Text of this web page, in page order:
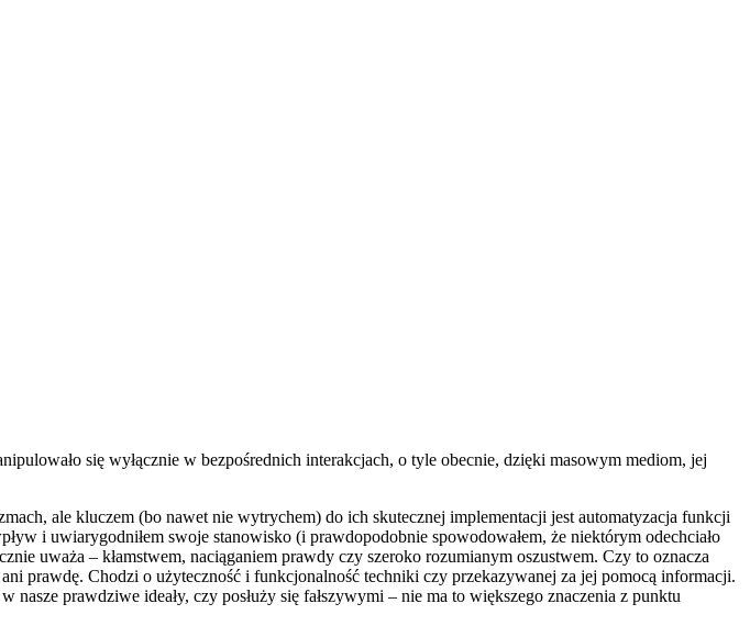
się wyłącznie w bezpośrednich interakcjach, o tyle obecnie, dzięki masowym mediom, jej
ale kluczem (bo nawet nie wytrychem) do ich skutecznej implementacji jest automatyzacja funkcji
i uwiarygodniłem swoje stanowisko (i prawdopodobnie spowodowałem, że niektórym odechciało
uważa – kłamstwem, naciąganiem prawdy czy szeroko rozumianym oszustwem. Czy to oznacza
prawdę. Chodzi o użyteczność i funkcjonalność techniki czy przekazywanej za jej pomocą informacji.
prawdziwe ideały, czy posłuży się fałszywymi – nie ma to większego znaczenia z punktu